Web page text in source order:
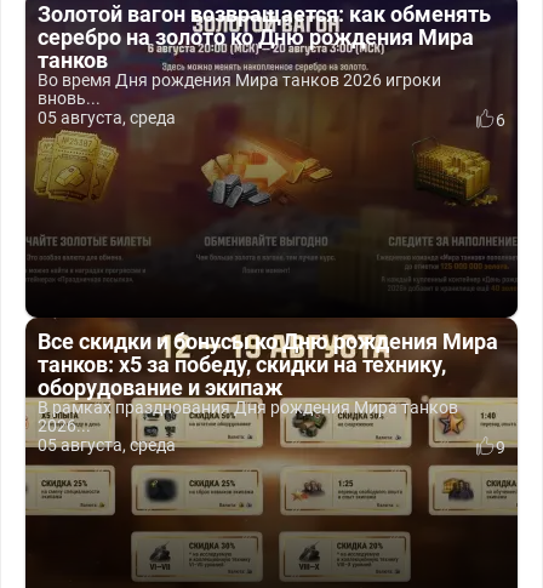
Золотой вагон возвращается: как обменять
серебро на золото ко Дню рождения Мира
танков
Во время Дня рождения Мира танков 2026 игроки
вновь...
05 августа, среда
6
Все скидки и бонусы ко Дню рождения Мира
танков: x5 за победу, скидки на технику,
оборудование и экипаж
В рамках празднования Дня рождения Мира танков
2026...
05 августа, среда
9